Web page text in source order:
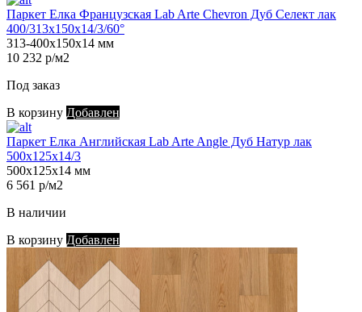
Паркет Елка Французская Lab Arte Chevron Дуб Селект лак
400/313х150х14/3/60°
313-400х150х14 мм
10 232 р/м2
Под заказ
В корзину Добавлен
Паркет Елка Английская Lab Arte Angle Дуб Натур лак
500х125х14/3
500х125х14 мм
6 561 р/м2
В наличии
В корзину Добавлен